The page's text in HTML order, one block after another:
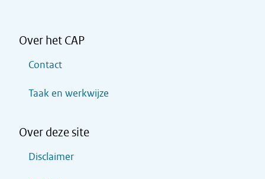
Over het CAP
Contact
Taak en werkwijze
Over deze site
Disclaimer